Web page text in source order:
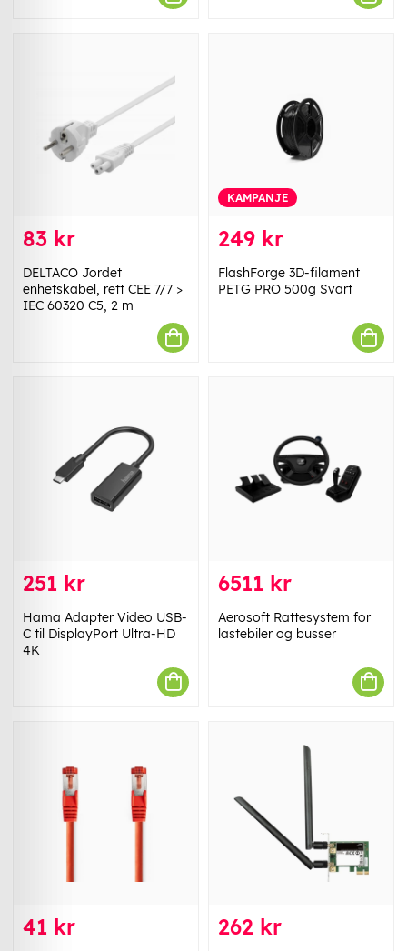
83 kr
DELTACO Jordet
enhetskabel, rett CEE 7/7 >
IEC 60320 C5, 2 m
KAMPANJE
249 kr
FlashForge 3D-filament
PETG PRO 500g Svart
251 kr
Hama Adapter Video USB-
C til DisplayPort Ultra-HD
4K
6511 kr
Aerosoft Rattesystem for
lastebiler og busser
41 kr 262 kr